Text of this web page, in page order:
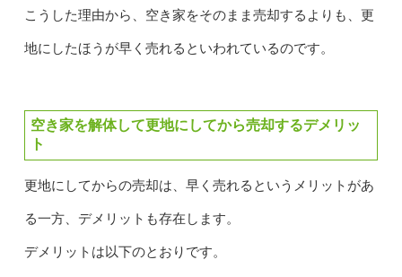
こうした理由から、空き家をそのまま売却するよりも、更
地にしたほうが早く売れるといわれているのです。
空き家を解体して更地にしてから売却するデメリッ
ト
更地にしてからの売却は、早く売れるというメリットがあ
る一方、デメリットも存在します。
デメリットは以下のとおりです。